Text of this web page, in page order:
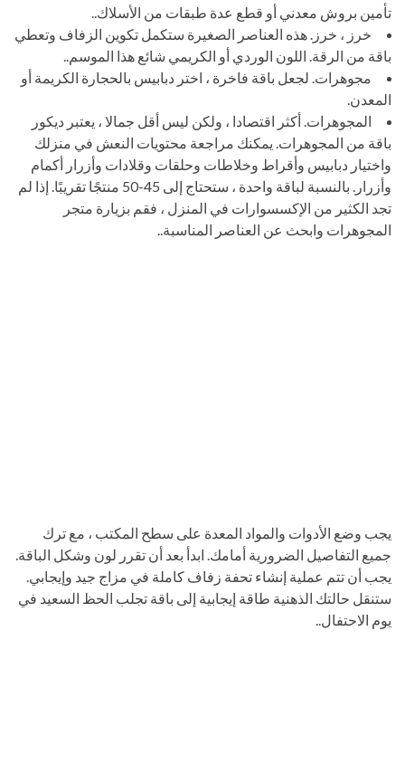
تأمين بروش معدني أو قطع عدة طبقات من الأسلاك..
خرز ، خرز. هذه العناصر الصغيرة ستكمل تكوين الزفاف وتعطي
باقة من الرقة. اللون الوردي أو الكريمي شائع هذا الموسم..
مجوهرات. لجعل باقة فاخرة ، اختر دبابيس بالحجارة الكريمة أو
المعدن.
المجوهرات. أكثر اقتصادا ، ولكن ليس أقل جمالا ، يعتبر ديكور
باقة من المجوهرات. يمكنك مراجعة محتويات النعش في منزلك
واختيار دبابيس وأقراط وخلاطات وحلقات وقلادات وأزرار أكمام
وأزرار. بالنسبة لباقة واحدة ، ستحتاج إلى 45-50 منتجًا تقريبًا. إذا لم
تجد الكثير من الإكسسوارات في المنزل ، فقم بزيارة متجر
المجوهرات وابحث عن العناصر المناسبة..
يجب وضع الأدوات والمواد المعدة على سطح المكتب ، مع ترك
جميع التفاصيل الضرورية أمامك. ابدأ بعد أن تقرر لون وشكل الباقة.
يجب أن تتم عملية إنشاء تحفة زفاف كاملة في مزاج جيد وإيجابي.
ستنقل حالتك الذهنية طاقة إيجابية إلى باقة تجلب الحظ السعيد في
يوم الاحتفال..